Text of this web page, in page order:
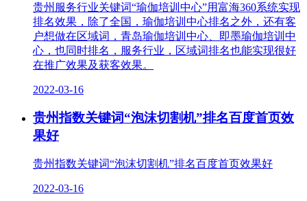
贵州服务行业关键词“瑜伽培训中心”用富海360系统实现
排名效果，除了全国，瑜伽培训中心排名之外，还有客
户想做在区域词，青岛瑜伽培训中心、​即墨瑜伽培训中
心，​也同时排名，服务行业，区域词排名也能实现很好
在推广效果及获客效果。
2022-03-16
贵州指数关键词“泡沫切割机”排名百度首页效
果好
贵州指数关键词“泡沫切割机”排名百度首页效果好
2022-03-16